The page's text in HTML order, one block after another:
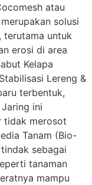
atau
solusi
terutama untuk
erosi di area
Kelapa
Lereng &
terbentuk,
ini
tidak merosot
Tanam (Bio-
sebagai
tanaman
mampu